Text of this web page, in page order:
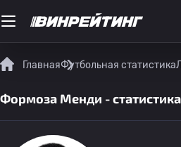
ГлавнаяФутбольная статистика
Формоза Менди -